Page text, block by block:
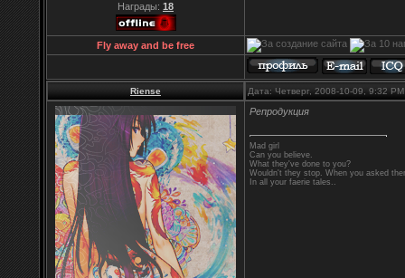
Награды: 18
Fly away and be free
Riense Дата: Четверг, 2008-10-09, 9:32
Репродукция
Mad girl
Can you believe.
What they've done to you?
Wouldn't they stop. When you asked
In all your faerie tales..